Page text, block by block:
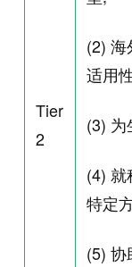
Tier
2
(2)
适用
(3)
(4)
特定
(5)